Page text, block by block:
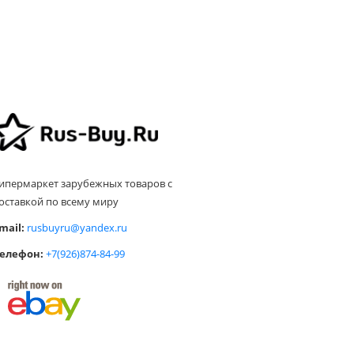
зарубежных товаров с
по всему миру
rusbuyru@yandex.ru
+7(926)874-84-99